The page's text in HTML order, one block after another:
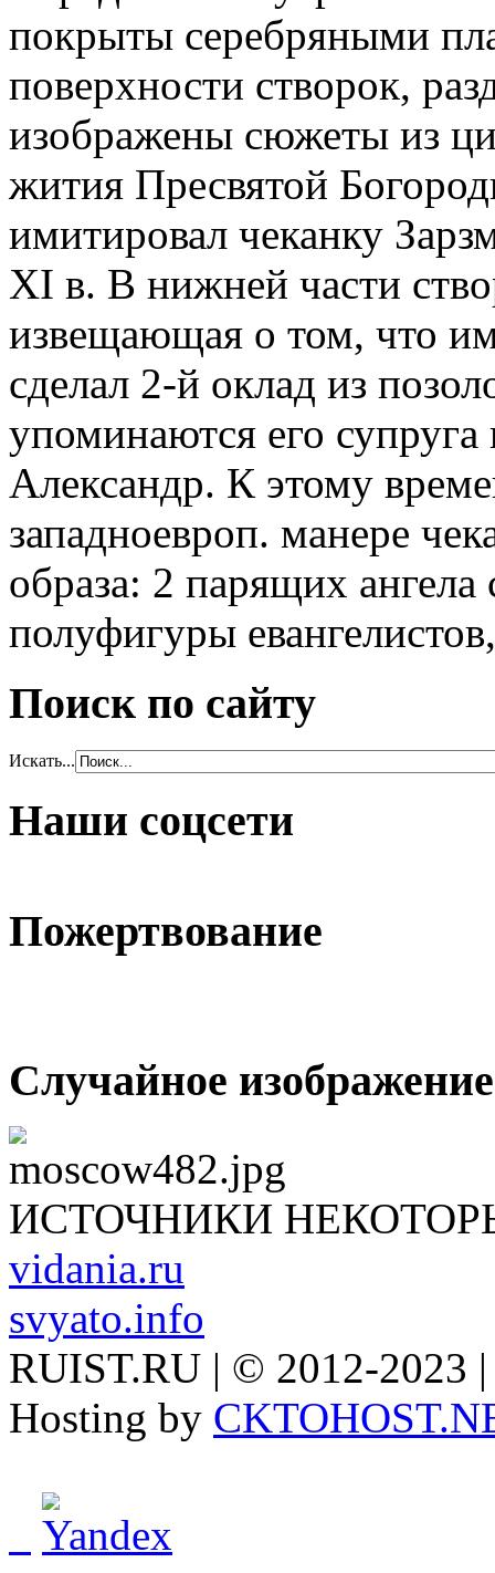
покрыты серебряными
поверхности створок,
изображены сюжеты из
жития Пресвятой
имитировал чеканку
XI в. В нижней части
извещающая о том, что
сделал 2-й оклад из
упоминаются его
Александр. К этому
западноевроп. манере
образа: 2 парящих
полуфигуры
Поиск по сайту
Искать...
Наши соцсети
Пожертвование
Случайное изображение
ИСТОЧНИКИ
vidania.ru
svyato.info
RUIST.RU | © 2012-2023
Hosting by